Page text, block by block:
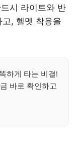
시 라이트와 반
, 헬멧 착용을
하게 타는 비결!
바로 확인하고